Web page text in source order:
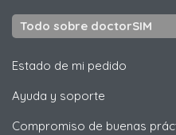
Todo sobre doctorSIM
Estado de mi pedido
Ayuda y soporte
Compromiso de buenas